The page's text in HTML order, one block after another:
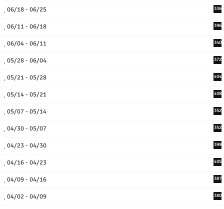
06/18 - 06/25 336
06/11 - 06/18 396
06/04 - 06/11 340
05/28 - 06/04 372
05/21 - 05/28 404
05/14 - 05/21 408
05/07 - 05/14 352
04/30 - 05/07 352
04/23 - 04/30 399
04/16 - 04/23 405
04/09 - 04/16 387
04/02 - 04/09 380